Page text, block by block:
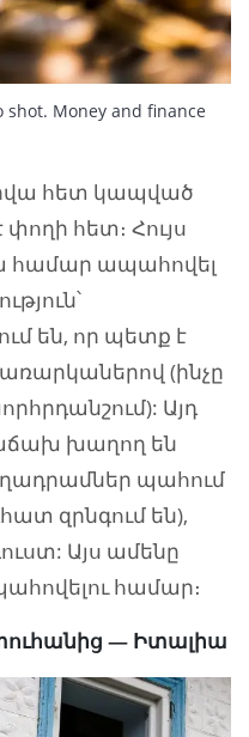
shot. Money and finance
հետ կապված
հետ։ Հույս
համար ապահովել
են, որ պետք է
(ինչը
Այդ
խաղող են
պահում
զրնգում են),
Այս ամենը
համար։
— Իտալիա